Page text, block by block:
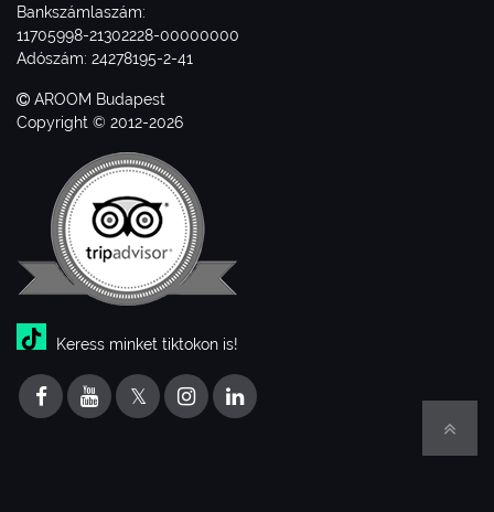
Bankszámlaszám:
11705998-21302228-00000000
Adószám: 24278195-2-41
AROOM Budapest
Copyright © 2012-2026
Keress minket tiktokon is!
𝕏